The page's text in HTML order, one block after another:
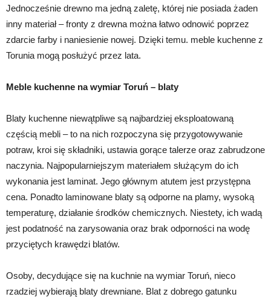
Jednocześnie drewno ma jedną zaletę, której nie posiada żaden
inny materiał – fronty z drewna można łatwo odnowić poprzez
zdarcie farby i naniesienie nowej. Dzięki temu. meble kuchenne z
Torunia mogą posłużyć przez lata.
Meble kuchenne na wymiar Toruń – blaty
Blaty kuchenne niewątpliwe są najbardziej eksploatowaną
częścią mebli – to na nich rozpoczyna się przygotowywanie
potraw, kroi się składniki, ustawia gorące talerze oraz zabrudzone
naczynia. Najpopularniejszym materiałem służącym do ich
wykonania jest laminat. Jego głównym atutem jest przystępna
cena. Ponadto laminowane blaty są odporne na plamy, wysoką
temperaturę, działanie środków chemicznych. Niestety, ich wadą
jest podatność na zarysowania oraz brak odporności na wodę
przyciętych krawędzi blatów.
Osoby, decydujące się na kuchnie na wymiar Toruń, nieco
rzadziej wybierają blaty drewniane. Blat z dobrego gatunku